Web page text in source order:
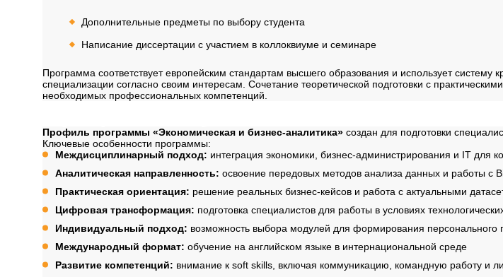
Дополнительные предметы по выбору студента
Написание диссертации с участием в коллоквиуме и семинаре
Программа соответствует европейским стандартам высшего образования и использует
специализации согласно своим интересам. Сочетание теоретической подготовки с
необходимых профессиональных компетенций.
Профиль программы «Экономическая и бизнес-аналитика»создан для подготовки
Ключевые особенности программы:
Междисциплинарный подход: интеграция экономики, бизнес-администрирования и IT для
Аналитическая направленность: освоение передовых методов анализа данных и работы с
Практическая ориентация: решение реальных бизнес-кейсов и работа с актуальными
Цифровая трансформация: подготовка специалистов для работы в условиях
Индивидуальный подход: возможность выбора модулей для формирования
Международный формат: обучение на английском языке в интернациональной среде
Развитие компетенций: внимание к soft skills, включая коммуникацию, командную работу и